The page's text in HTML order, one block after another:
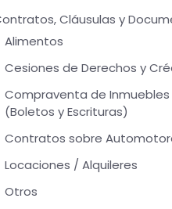
Cláusulas y
Alimentos
Cesiones de Derechos y
Compraventa de Inmuebles
(Boletos y Escrituras)
Contratos sobre
Locaciones / Alquileres
Otros